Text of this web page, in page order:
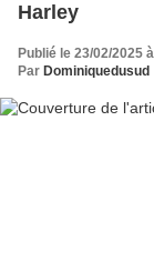
Harley
Publié le 23/02/2025
Par Dominiquedusud